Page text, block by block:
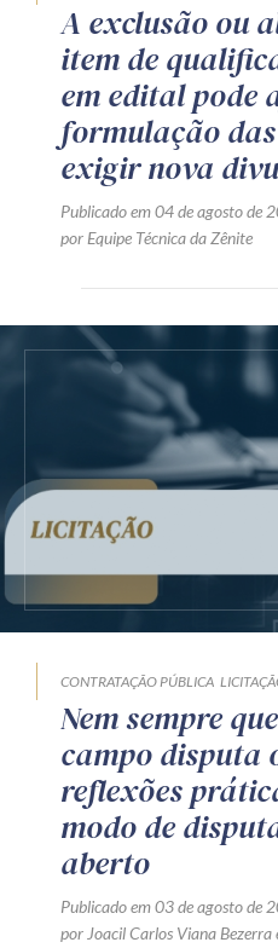
A exclusão ou
item de
em edital pode
formulação
exigir nova
Publicado em 04 de agosto de
por Equipe Técnica da Zênite
CONTRATAÇÃO PÚBLICA
Nem sempre
campo disputa
reflexões
modo de
aberto
Publicado em 03 de agosto de
por Joacil Carlos Viana Bezerra